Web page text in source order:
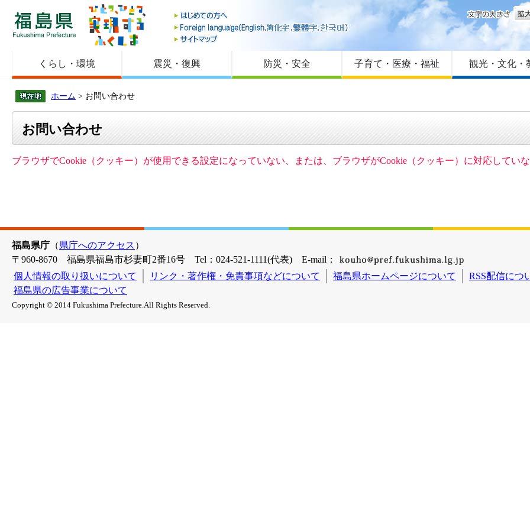
福島県
はじめての方へ
Foreign language
サイトマップ
文字
くらし・環境 震災・復興 防災・安全 子育て・医療・福祉 観光・文化・
ホーム > お問い合わせ
お問い合わせ
ブラウザでCookie（クッキー）が使用できる設定になっていない、または、ブラウザがCookie（クッキー）に対応してい
福島県庁 （県庁へのアクセス ）
〒960-8670 福島県福島市杉妻町2番16号 Tel：024-521-1111(代表) E-mail：
個人情報の取り扱いについて
リンク・著作権・免責事項などについて 福島県ホームページについて
RSS配信につ
福島県の広告事業について
Copyright © 2014 Fukushima Prefecture.All Rights Reserved.